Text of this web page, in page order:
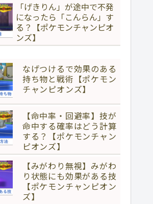
「げきりん」が途中で不発
になったら「こんらん」す
る？【ポケモンチャンピオ
ンズ】
なげつけるで効果のある
持ち物と戦術【ポケモン
チャンピオンズ】
【命中率・回避率】技が
命中する確率はどう計算
する？【ポケモンチャン
ピオンズ】
【みがわり無視】みがわ
り状態にも効果がある技
【ポケモンチャンピオン
ズ】